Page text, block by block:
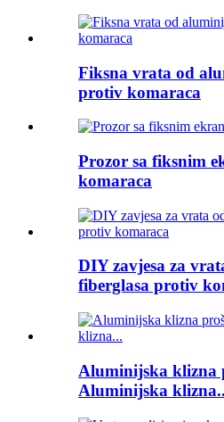
Fiksna vrata od
protiv komaraca
Prozor sa fiksnim
komaraca
DIY zavjesa za
fiberglasa protiv
Aluminijska klizna
Aluminijska